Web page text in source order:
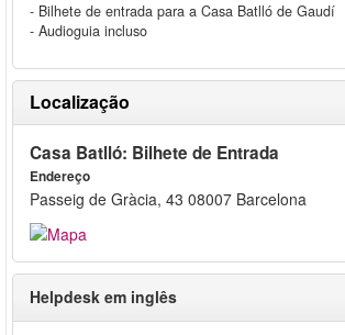
- Bilhete de entrada para a Casa Batlló de Gaudí
- Audioguia incluso
Localização
Casa Batlló: Bilhete de Entrada
Endereço
Passeig de Gràcia, 43 08007 Barcelona
Helpdesk em inglês